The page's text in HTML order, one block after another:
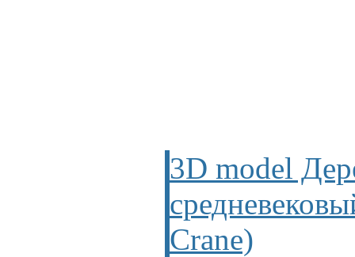
3D model
Crane)